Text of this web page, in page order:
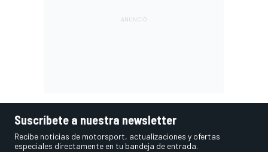
Suscríbete a nuestra newsletter
Recibe noticias de motorsport, actualizaciones y ofertas
especiales directamente en tu bandeja de entrada.